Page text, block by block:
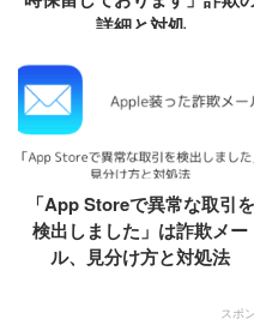
詳細と対処
「App Storeで異常な取引を
検出しました」は詐欺メー
ル、見分け方と対処法
スポ